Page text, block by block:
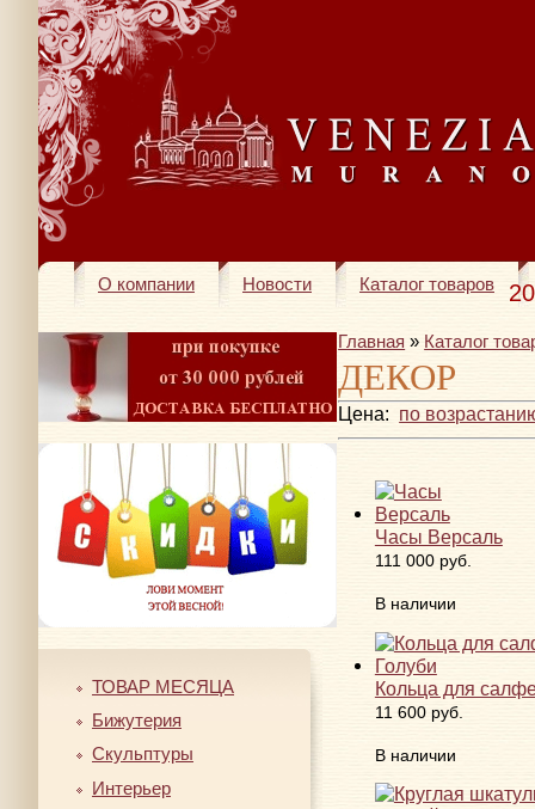
О компании Новости Каталог товаров
ТОВАР МЕСЯЦА
Бижутерия
Скульптуры
Интерьер
Главная » Каталог
ДЕКОР
Цена: по
Часы Версаль
111 000 руб.
В наличии
Кольца для
11 600 руб.
В наличии